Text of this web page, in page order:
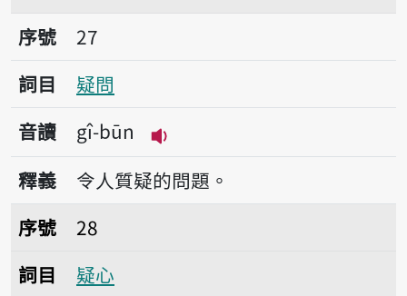
序號27疑問
序號
27
詞目
疑問
音讀
gî-būn
播放音讀gî-būn
釋義
令人質疑的問題。
序號28疑心
序號
28
詞目
疑心